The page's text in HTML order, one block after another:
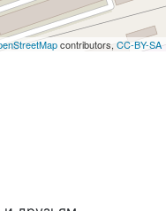
contributors, CC-BY-SA